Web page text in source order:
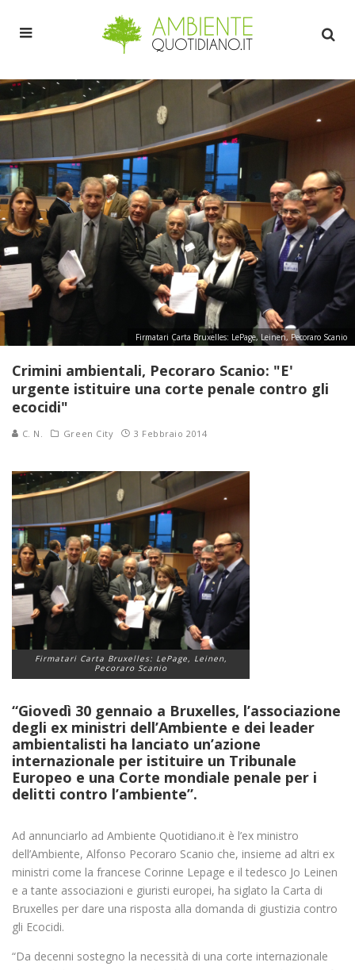
Firmatari Carta Bruxelles: LePage, Leinen, Pecoraro Scanio
Crimini ambientali, Pecoraro Scanio: "E'
urgente istituire una corte penale contro gli
ecocidi"
C. N. Green City 3 Febbraio 2014
Firmatari Carta Bruxelles: LePage, Leinen,
Pecoraro Scanio
“Giovedì 30 gennaio a Bruxelles, l’associazione
degli ex ministri dell’Ambiente e dei leader
ambientalisti ha lanciato un’azione
internazionale per istituire un Tribunale
Europeo e una Corte mondiale penale per i
delitti contro l’ambiente”.
Ad annunciarlo ad Ambiente Quotidiano.it è l’ex ministro
dell’Ambiente, Alfonso Pecoraro Scanio che, insieme ad altri ex
ministri come la francese Corinne Lepage e il tedesco Jo Leinen
e a tante associazioni e giuristi europei, ha siglato la Carta di
Bruxelles per dare una risposta alla domanda di giustizia contro
gli Ecocidi.
“Da decenni sostegno la necessità di una corte internazionale